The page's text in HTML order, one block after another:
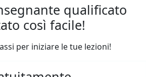
qualificato
così facile!
per iniziare le tue lezioni!